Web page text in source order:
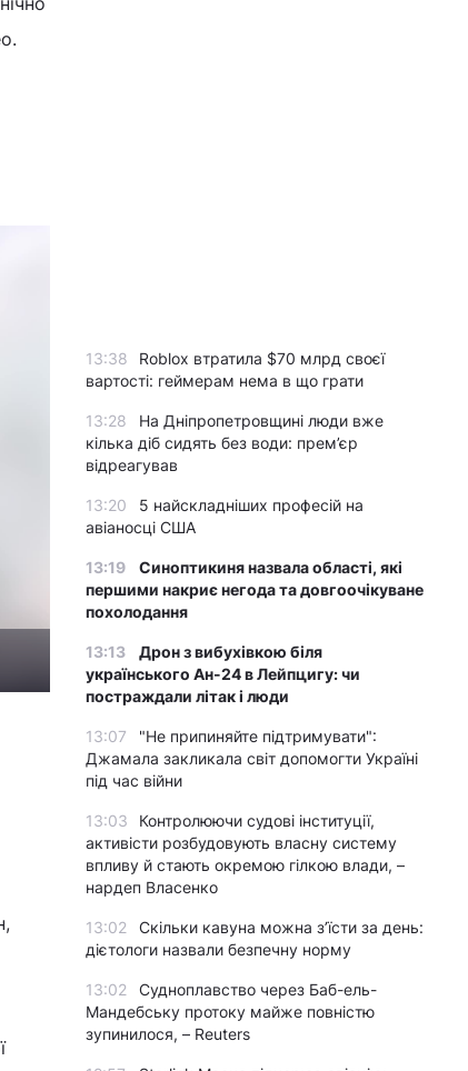
13:38
Roblox втратила $70 млрд своєї
вартості: геймерам нема в що грати
13:28
На Дніпропетровщині люди вже
кілька діб сидять без води: прем’єр
відреагував
13:20
5 найскладніших професій на
авіаносці США
13:19
Синоптикиня назвала області, які
першими накриє негода та довгоочікуване
похолодання
13:13
Дрон з вибухівкою біля
українського Ан-24 в Лейпцигу: чи
постраждали літак і люди
13:07
"Не припиняйте підтримувати":
Джамала закликала світ допомогти Україні
під час війни
13:03
Контролюючи судові інституції,
активісти розбудовують власну систему
впливу й стають окремою гілкою влади, –
нардеп Власенко
13:02
Скільки кавуна можна з’їсти за день:
дієтологи назвали безпечну норму
13:02
Судноплавство через Баб-ель-
Мандебську протоку майже повністю
зупинилося, – Reuters